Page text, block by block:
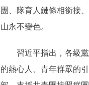
團、隊育人鏈條相銜接
山永不變色。
習近平指出，各級黨
的熱心人、青年群眾的